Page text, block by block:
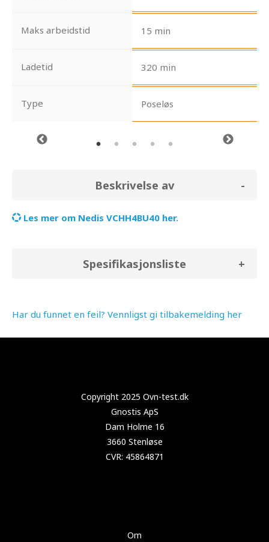
Maks arbeidstid 15 min
Ladetid 320 min
Type Poseløs
Beskrivelse av
Les mer om Nedis VCHH4BU40 her.
Spesifikasjonsliste
Har du funnet en feil? Vennligst gi tilbakemelding her
Om